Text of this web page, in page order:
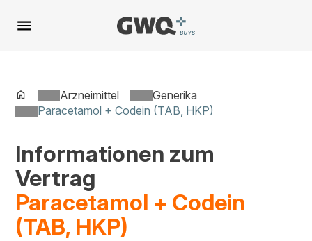
Spring
zu
Arzneimittel
Generika
Paracetamol + Codein (TAB, HKP)
Informationen zum
Vertrag
Paracetamol + Codein
(TAB, HKP)